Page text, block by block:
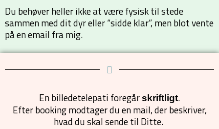
Du behøver heller ikke at være fysisk til stede
sammen med dit dyr eller “sidde klar”, men blot vente
på en email fra mig.
En billedetelepati foregårskriftligt.
Efter booking modtager du en mail, der beskriver,
hvad du skal sende til Ditte.